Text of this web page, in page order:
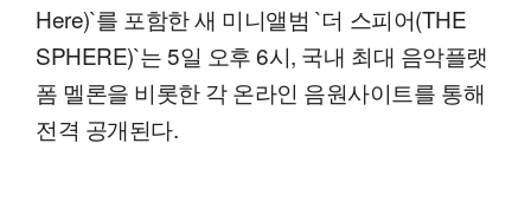
Here)`를 포함한 새 미니앨범 `더 스피어(THE
SPHERE)`는 5일 오후 6시, 국내 최대 음악플랫
폼 멜론을 비롯한 각 온라인 음원사이트를 통해
전격 공개된다.